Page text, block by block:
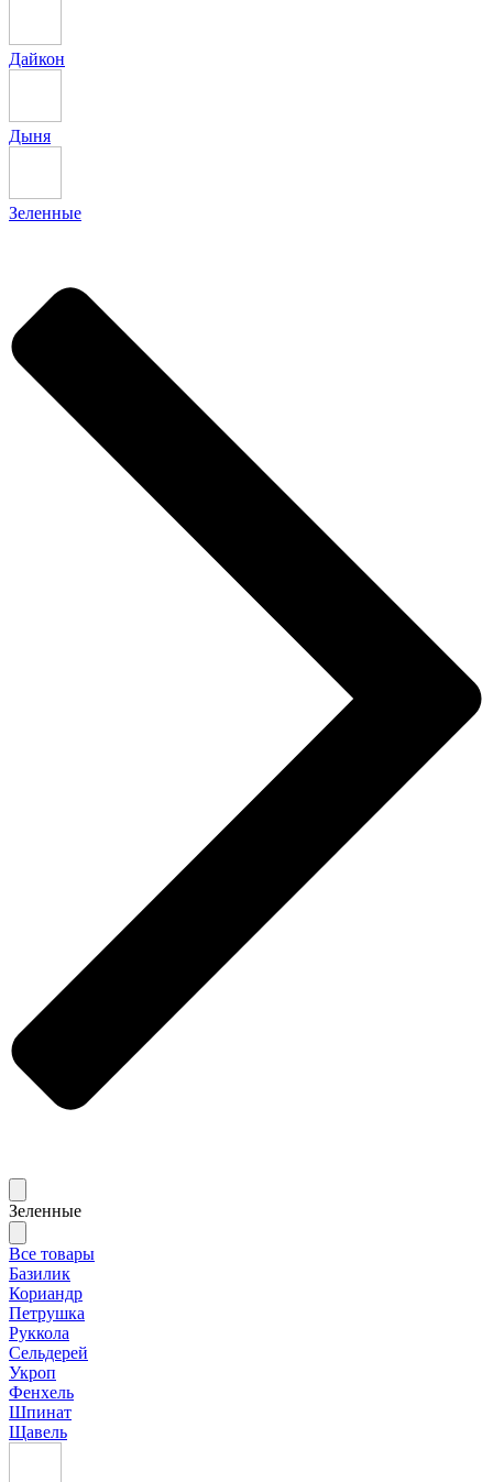
Дайкон
Дыня
Зеленные
Зеленные
Все товары
Базилик
Кориандр
Петрушка
Руккола
Сельдерей
Укроп
Фенхель
Шпинат
Щавель